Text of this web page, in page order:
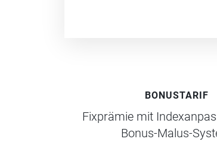
BONUSTARIF
Fixprämie mit
Bonus-Malus-